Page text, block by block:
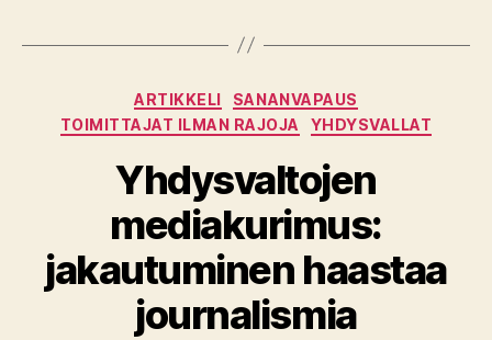
Kategoriat
ARTIKKELI
SANANVAPAUS
TOIMITTAJAT ILMAN RAJOJA
YHDYSVALLAT
Yhdysvaltojen
mediakurimus:
jakautuminen haastaa
journalismia